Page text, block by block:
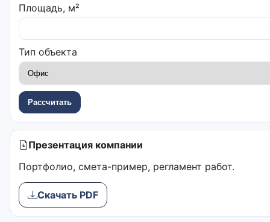
Площадь, м²
Тип объекта
Рассчитать
Презентация компании
Портфолио, смета-пример, регламент работ.
Скачать PDF